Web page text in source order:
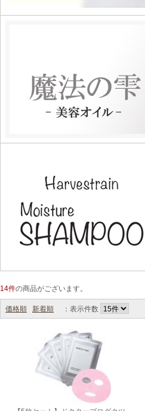
14件の商品がございます。
価格順 新着順 ：表示件数